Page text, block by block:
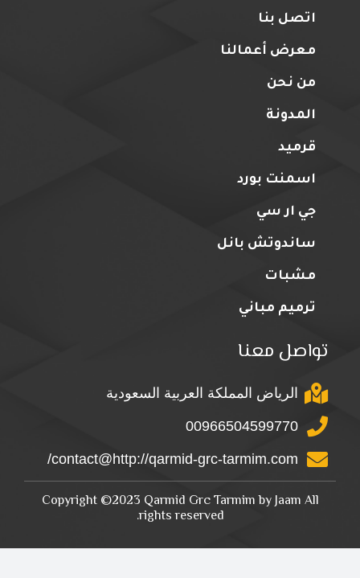
اتصل بنا
معرض أعمالنا
من نحن
المدونة
قرميد
اسمنت بورد
جي ار سي
ساندوتش بانل
مشبات
ترميم مباني
تواصل معنا
الرياض المملكة العربية السعودية
00966504599770
contact@http://qarmid-grc-tarmim.com/
Copyright ©2023 Qarmid Grc Tarmim by Jaam All
rights reserved.